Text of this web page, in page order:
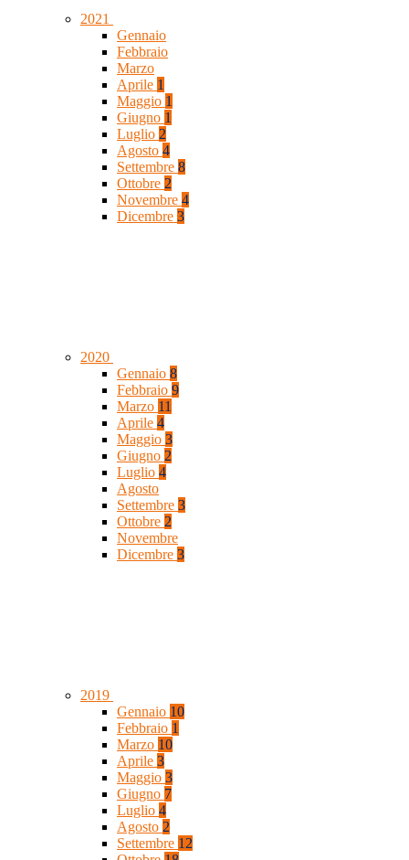
2021
Gennaio
Febbraio
Marzo
Aprile 1
Maggio 1
Giugno 1
Luglio 2
Agosto 4
Settembre 8
Ottobre 2
Novembre 4
Dicembre 3
2020
Gennaio 8
Febbraio 9
Marzo 11
Aprile 4
Maggio 3
Giugno 2
Luglio 4
Agosto
Settembre 3
Ottobre 2
Novembre
Dicembre 3
2019
Gennaio 10
Febbraio 1
Marzo 10
Aprile 3
Maggio 3
Giugno 7
Luglio 4
Agosto 2
Settembre 12